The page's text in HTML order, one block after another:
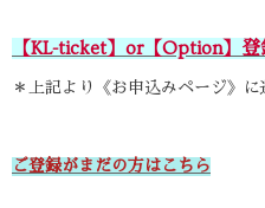
【KL-ticket】or【Option】
＊上記より《お申込みページ》に
ご登録がまだの方はこちら